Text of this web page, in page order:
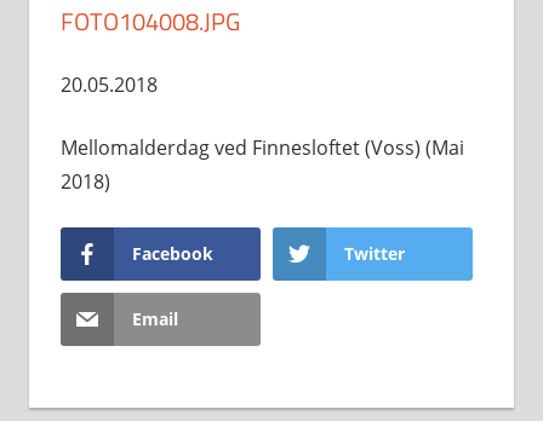
FOTO104008.JPG
20.05.2018
Mellomalderdag ved Finnesloftet (Voss) (Mai
2018)
Facebook Twitter
Email